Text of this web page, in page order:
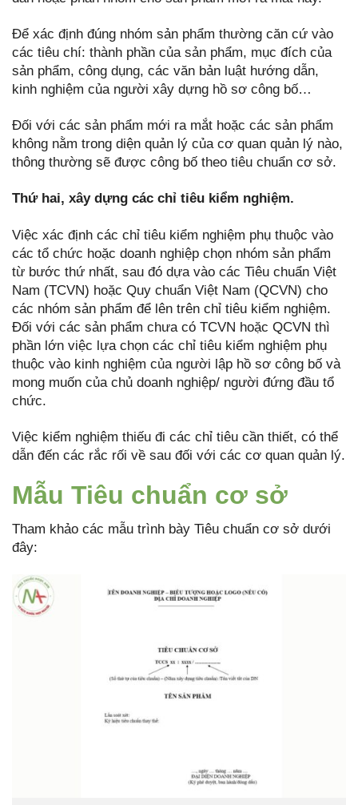
Để xác định đúng nhóm sản phẩm thường căn cứ vào
các tiêu chí: thành phần của sản phẩm, mục đích của
sản phẩm, công dụng, các văn bản luật hướng dẫn,
kinh nghiệm của người xây dựng hồ sơ công bố…
Đối với các sản phẩm mới ra mắt hoặc các sản phẩm
không nằm trong diện quản lý của cơ quan quản lý nào,
thông thường sẽ được công bố theo tiêu chuẩn cơ sở.
Thứ hai, xây dựng các chỉ tiêu kiểm nghiệm.
Việc xác định các chỉ tiêu kiểm nghiệm phụ thuộc vào
các tổ chức hoặc doanh nghiệp chọn nhóm sản phẩm
từ bước thứ nhất, sau đó dựa vào các Tiêu chuẩn Việt
Nam (TCVN) hoặc Quy chuẩn Việt Nam (QCVN) cho
các nhóm sản phẩm để lên trên chỉ tiêu kiểm nghiệm.
Đối với các sản phẩm chưa có TCVN hoặc QCVN thì
phần lớn việc lựa chọn các chỉ tiêu kiểm nghiệm phụ
thuộc vào kinh nghiệm của người lập hồ sơ công bố và
mong muốn của chủ doanh nghiệp/ người đứng đầu tổ
chức.
Việc kiểm nghiệm thiếu đi các chỉ tiêu cần thiết, có thể
dẫn đến các rắc rối về sau đối với các cơ quan quản lý.
Mẫu Tiêu chuẩn cơ sở
Tham khảo các mẫu trình bày Tiêu chuẩn cơ sở dưới
đây: